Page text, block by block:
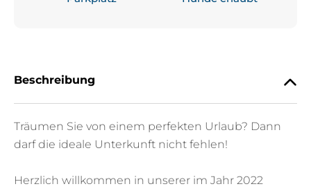
Beschreibung
Träumen Sie von einem perfekten Urlaub? Dann
darf die ideale Unterkunft nicht fehlen!
Herzlich willkommen in unserer im Jahr 2022